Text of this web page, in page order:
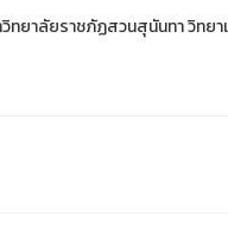
ทยาลัยราชภัฏสวนสุนันทา วิทย